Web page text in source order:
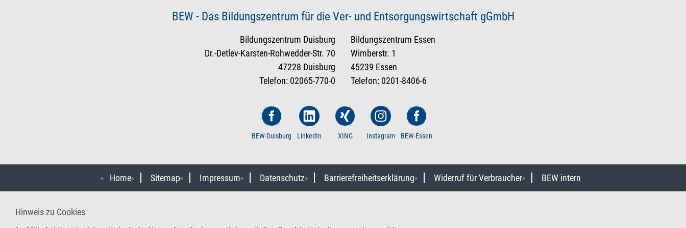
BEW - Das Bildungszentrum für die Ver- und Entsorgungswirtschaft gGmbH
Bildungszentrum Duisburg
Dr.-Detlev-Karsten-Rohwedder-Str. 70
47228 Duisburg
Telefon: 02065-770-0
Bildungszentrum Essen
Wimberstr. 1
45239 Essen
Telefon: 0201-8406-6
BEW-Duisburg LinkedIn XING Instagram BEW-Essen
Home Sitemap Impressum Datenschutz Barrierefreiheitserklärung Widerruf für Verbraucher BEW intern
Hinweis zu Cookies